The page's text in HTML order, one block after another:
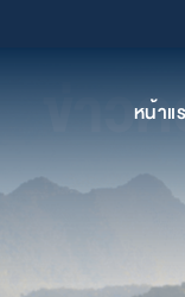
หน้าแ
ข่าว